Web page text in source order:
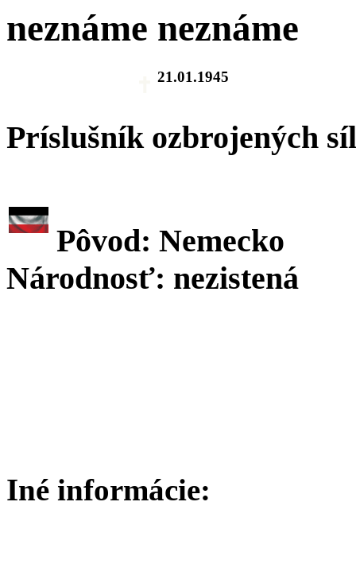
neznáme neznáme
21.01.1945
Príslušník ozbrojených síl
Pôvod: Nemecko
Národnosť: nezistená
Iné informácie: